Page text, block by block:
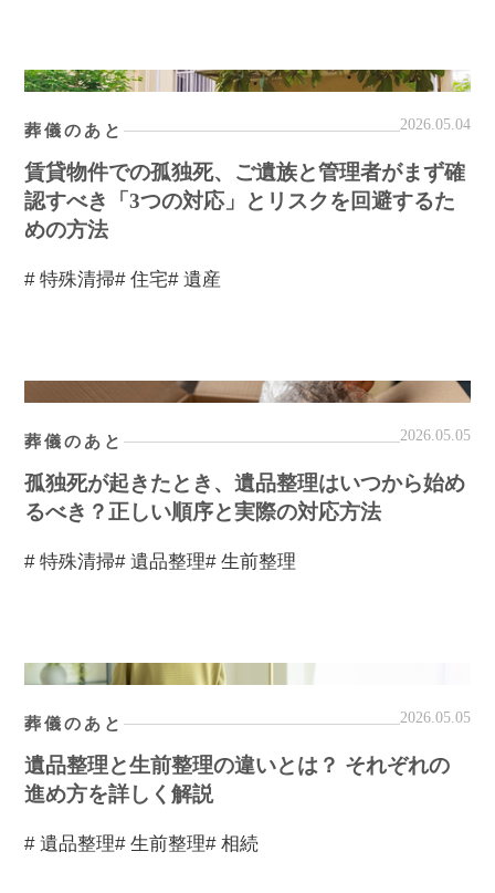
葬儀のあと 2026.05.04
賃貸物件での孤独死、ご遺族と管理者がまず確
認すべき「3つの対応」とリスクを回避するた
めの方法
# 特殊清掃# 住宅# 遺産
葬儀のあと 2026.05.05
孤独死が起きたとき、遺品整理はいつから始め
るべき？正しい順序と実際の対応方法
# 特殊清掃# 遺品整理# 生前整理
葬儀のあと 2026.05.05
遺品整理と生前整理の違いとは？ それぞれの
進め方を詳しく解説
# 遺品整理# 生前整理# 相続